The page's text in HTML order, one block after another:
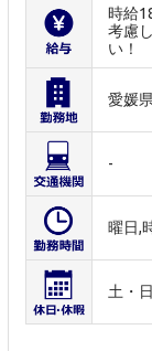
時給
考慮
い！
愛媛
-
曜日,
土・